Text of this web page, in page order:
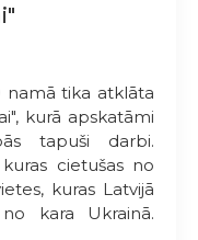
namā tika atklāta
kurā apskatāmi
tapuši darbi.
cietušas no
kuras Latvijā
kara Ukrainā.